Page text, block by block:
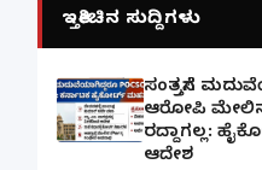
ಇತ್ತೀಚಿನ ಸುದ್ದಿಗಳು
ಸಂತ್ರಸ್ತೆಗೆ
ಆರೋಪಿ
ರದ್ದಾಗಲ್ಲ:
ಆದೇಶ